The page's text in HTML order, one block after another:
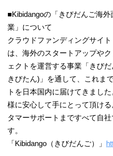
■Kibidangoの「きびだんご海
業」について
クラウドファンディングサイト
は、海外のスタートアップや
ェクトを運営する事業「きび
きびたん)」を通して、これま
トを日本国内に届けてきまし
様に安心して手にとって頂け
タマーサポートまですべて自
す。
「Kibidango（きびだんご）」